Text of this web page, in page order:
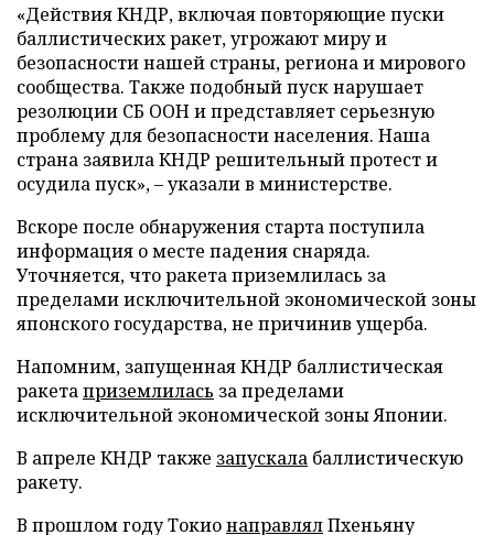
«Действия КНДР, включая повторяющие пуски
баллистических ракет, угрожают миру и
безопасности нашей страны, региона и мирового
сообщества. Также подобный пуск нарушает
резолюции СБ ООН и представляет серьезную
проблему для безопасности населения. Наша
страна заявила КНДР решительный протест и
осудила пуск», – указали в министерстве.
Вскоре после обнаружения старта поступила
информация о месте падения снаряда.
Уточняется, что ракета приземлилась за
пределами исключительной экономической зоны
японского государства, не причинив ущерба.
Напомним, запущенная КНДР баллистическая
ракетаприземлилась за пределами
исключительной экономической зоны Японии.
В апреле КНДР также запускала баллистическую
ракету.
В прошлом году ТокионаправлялПхеньяну